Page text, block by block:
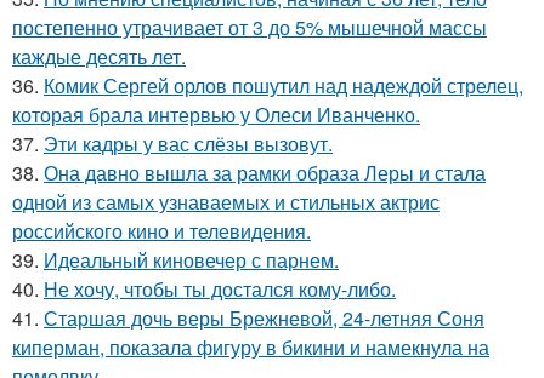
постепенно утрачивает от 3 до 5% мышечной массы
каждые десять лет.
36. Комик Сергей орлов пошутил над надеждой стрелец,
которая брала интервью у Олеси Иванченко.
37. Эти кадры у вас слёзы вызовут.
38. Она давно вышла за рамки образа Леры и стала
одной из самых узнаваемых и стильных актрис
российского кино и телевидения.
39. Идеальный киновечер с парнем.
40. Не хочу, чтобы ты достался кому-либо.
41. Старшая дочь веры Брежневой, 24-летняя Соня
киперман, показала фигуру в бикини и намекнула на